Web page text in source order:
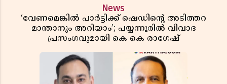
News
‘വേണമെങ്കിൽ പാർട്ടിക്ക് ഷെഡിൻ്റെ അടിത്തറ
മാന്താനും അറിയാം’; പയ്യന്നൂരിൽ വിവാദ
പ്രസംഗവുമായി കെ കെ രാഗേഷ്